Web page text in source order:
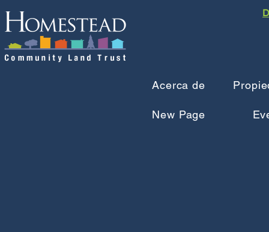
Acerca de
New Page